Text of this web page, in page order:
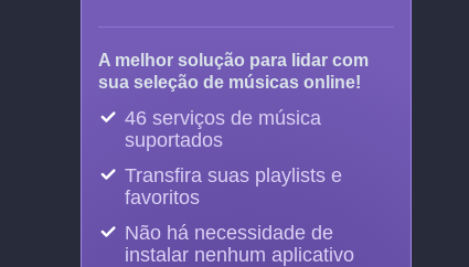
A melhor solução para lidar com
sua seleção de músicas online!
46 serviços de música
suportados
Transfira suas playlists e
favoritos
Não há necessidade de
instalar nenhum aplicativo